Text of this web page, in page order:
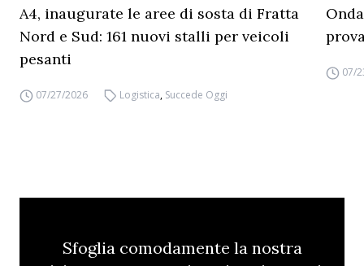
A4, inaugurate le aree di sosta di Fratta
Nord e Sud: 161 nuovi stalli per veicoli
pesanti
07/27/2026 Logistica, Succede Oggi
07/
Sfoglia comodamente la nostra